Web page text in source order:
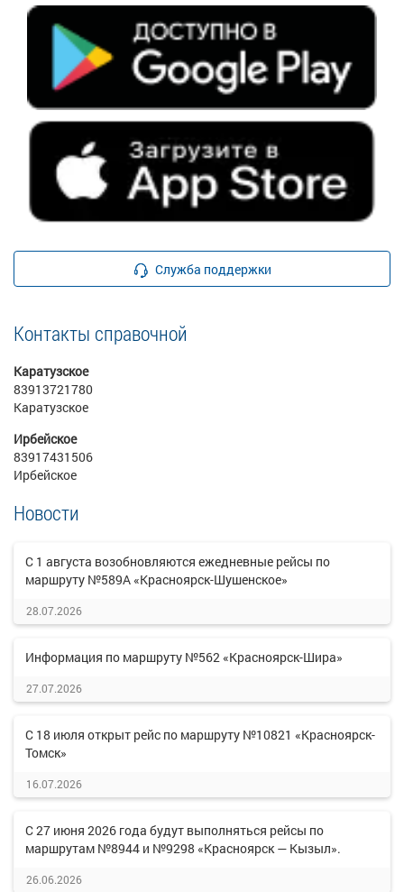
Служба поддержки
Контакты справочной
Каратузское
83913721780
Каратузское
Ирбейское
83917431506
Ирбейское
Новости
С 1 августа возобновляются ежедневные рейсы по
маршруту №589А «Красноярск-Шушенское»
28.07.2026
Информация по маршруту №562 «Красноярск-Шира»
27.07.2026
С 18 июля открыт рейс по маршруту №10821 «Красноярск-
Томск»
16.07.2026
С 27 июня 2026 года будут выполняться рейсы по
маршрутам №8944 и №9298 «Красноярск — Кызыл».
26.06.2026